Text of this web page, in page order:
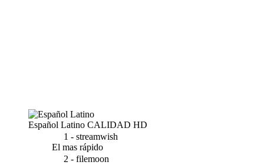
Español Latino CALIDAD HD
1 - streamwish
El mas rápido
2 - filemoon